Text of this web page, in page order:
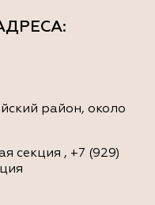
:
район, около
секция , +7 (929)